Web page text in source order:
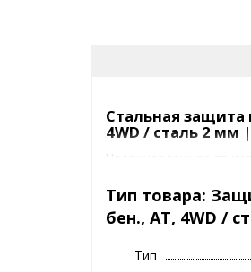
Стальная защита
4WD / сталь 2 мм
Надежная защита
стали толщиной 2 мм
наезде на препятствия.
не препятствует
Оцинкованные
Тип товара:
бен., AT, 4WD /
Тип